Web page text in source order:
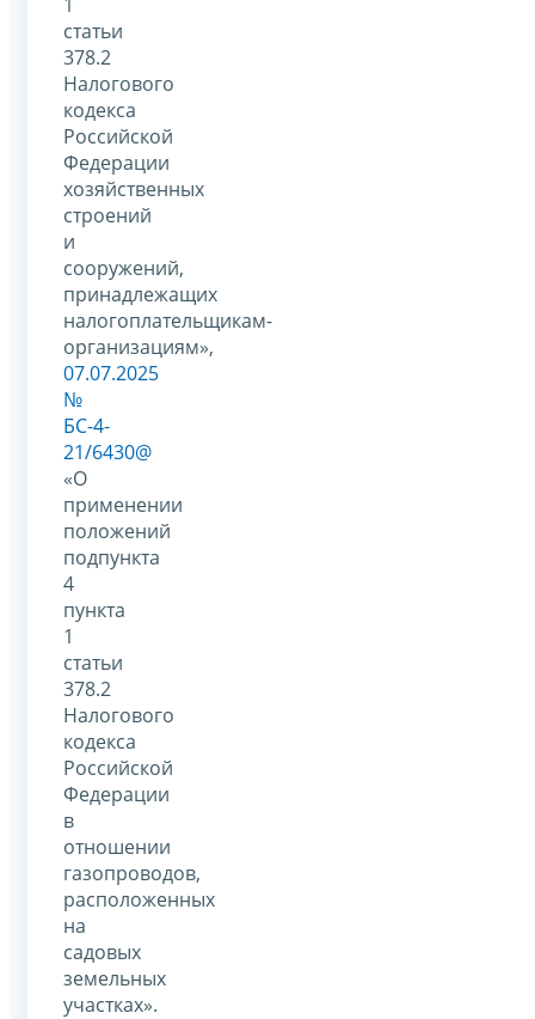
статьи
378.2
Налогового
кодекса
Российской
Федерации
хозяйственных
строений
и
сооружений,
принадлежащих
налогоплательщикам-
организациям»,
07.07.2025
№
БС-4-
21/6430@
«О
применении
положений
подпункта
4
пункта
1
статьи
378.2
Налогового
кодекса
Российской
Федерации
в
отношении
газопроводов,
расположенных
на
садовых
земельных
участках».